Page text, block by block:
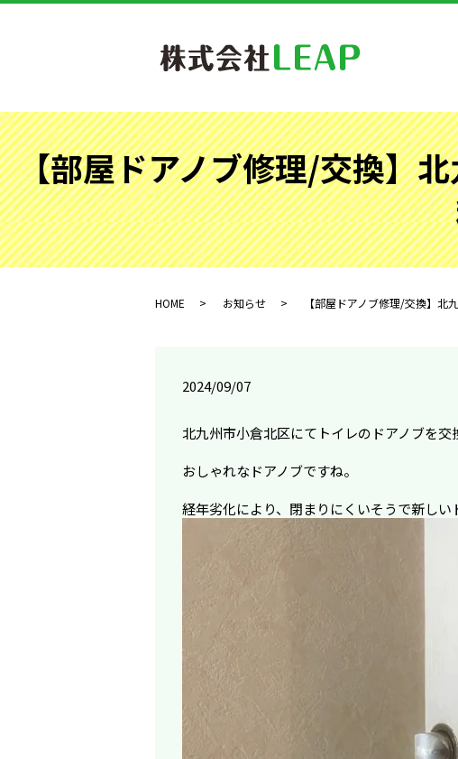
【部屋ドアノブ修理/交換】
HOME お知らせ 【部屋ドアノブ修理/交換】北
2024/09/07
北九州市小倉北区にてトイレのドアノブを交
おしゃれなドアノブですね。
経年劣化により、閉まりにくいそうで新しい